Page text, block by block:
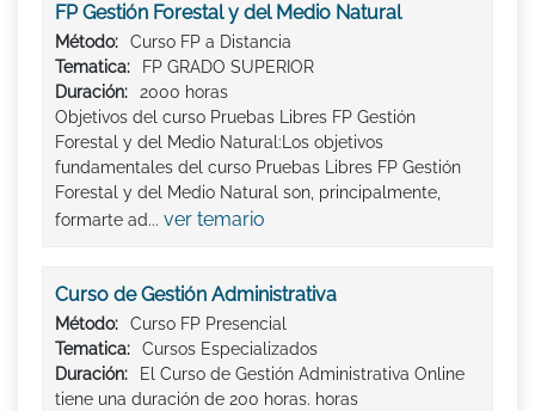
FP Gestión Forestal y del Medio Natural
Método:
Curso FP a Distancia
Tematica:
FP GRADO SUPERIOR
Duración:
2000 horas
Objetivos del curso Pruebas Libres FP Gestión
Forestal y del Medio Natural:Los objetivos
fundamentales del curso Pruebas Libres FP Gestión
Forestal y del Medio Natural son, principalmente,
formarte ad... ver temario
Curso de Gestión Administrativa
Método:
Curso FP Presencial
Tematica:
Cursos Especializados
Duración:
El Curso de Gestión Administrativa Online
tiene una duración de 200 horas. horas